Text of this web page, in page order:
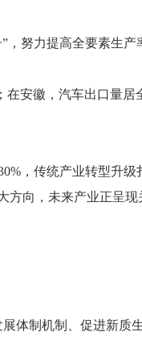
努力提高全要素生产
安徽，汽车出口量
，传统产业转型升
向，未来产业正呈现
体制机制、促进新质